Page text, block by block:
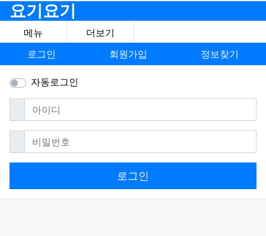
요기요기
메뉴
더보기
로그인
회원가입 정보찾기
자동로그인
아이디필수
비밀번호필수
로그인